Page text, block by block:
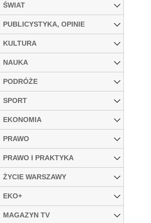
ŚWIAT
PUBLICYSTYKA, OPINIE
KULTURA
NAUKA
PODRÓŻE
SPORT
EKONOMIA
PRAWO
PRAWO I PRAKTYKA
ŻYCIE WARSZAWY
EKO+
MAGAZYN TV